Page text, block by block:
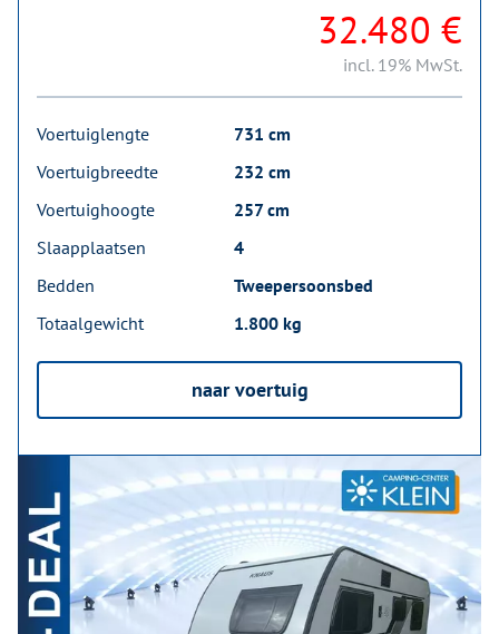
32.480 €
incl. 19% MwSt.
Voertuiglengte
731 cm
Voertuigbreedte
232 cm
Voertuighoogte
257 cm
Slaapplaatsen
4
Bedden
Tweepersoonsbed
Totaalgewicht
1.800 kg
naar voertuig